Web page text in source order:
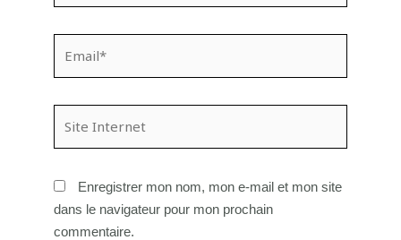
Enregistrer mon nom, mon e-mail et mon site
dans le navigateur pour mon prochain
commentaire.